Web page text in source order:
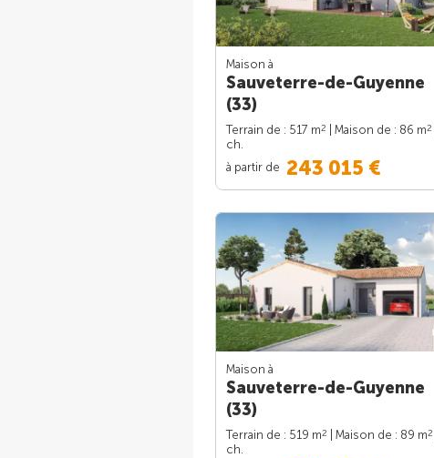
Maison à
Sauveterre-de-Guyenne
(33)
Terrain de : 517 m2 | Maison de : 86 m2
ch.
à partir de 243 015 €
Maison à
Sauveterre-de-Guyenne
(33)
Terrain de : 519 m2 | Maison de : 89 m2
ch.